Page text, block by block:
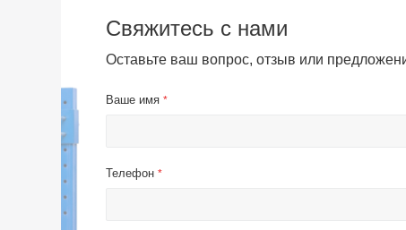
Свяжитесь с нами
Оставьте ваш вопрос, отзыв или
Ваше имя *
Телефон *